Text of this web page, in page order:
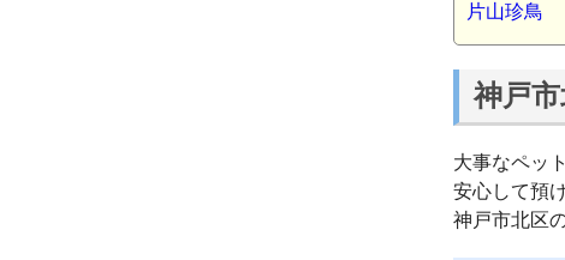
片山珍鳥
神戸
大事なペッ
安心して預
神戸市北区